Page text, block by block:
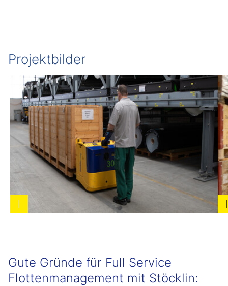
Projektbilder
Gute Gründe für Full Service
Flottenmanagement mit Stöcklin: